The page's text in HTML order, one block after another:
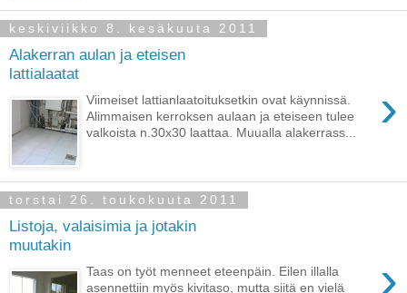
keskiviikko 8. kesäkuuta 2011
Alakerran aulan ja eteisen
lattialaatat
›
Viimeiset lattianlaatoituksetkin ovat käynnissä.
Alimmaisen kerroksen aulaan ja eteiseen tulee
valkoista n.30x30 laattaa. Muualla alakerrass...
torstai 26. toukokuuta 2011
Listoja, valaisimia ja jotakin
muutakin
›
Taas on työt menneet eteenpäin. Eilen illalla
asennettiin myös kivitaso, mutta siitä en vielä